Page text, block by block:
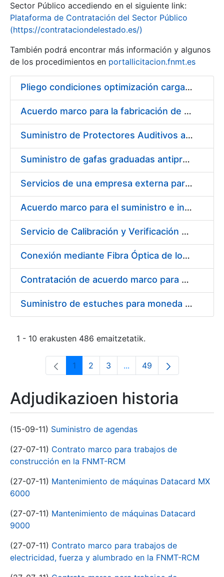
Erakutsi/Ezkutatu
Sector Público accediendo en el siguiente link:
Plataforma de Contratación del Sector Público
(https://contrataciondelestado.es/)
También podrá encontrar más información y algunos
de los procedimientos en portallicitacion.fnmt.es
Pliego condiciones optimización cargas compras firmado
Acuerdo marco para la fabricación de piezas
Suministro de Protectores Auditivos a medida para las personas trabajadoras de los Centros de Trabajo de Madrid y Burgos
Suministro de gafas graduadas antiproyecciones para los trabajadores de la FNMT-RCM en los centros de trabajo de Madrid y Burgos
Servicios de una empresa externa para el asesoramiento y resolución de los recursos de alzada que se presentan relacionados con procesos de selección para la FNMT-RCM
Acuerdo marco para el suministro e instalación de persianas, estores y otros complementos
Servicio de Calibración y Verificación Externa de los Equipos de Medición del Servicio de Prevención de la FNMT-RCM
Conexión mediante Fibra Óptica de los Centros de Proceso de Datos (CPDs) de las sedes de la FNMT-RCM de Burgos y Madrid
Contratación de acuerdo marco para el Suministro de Material de Electricidad para la Fábrica Nacional de Moneda y Timbre-Real Casa de la Moneda en su centro de trabajo de Burgos
Suministro de estuches para moneda de 30 €
1 - 10 erakusten 486 emaitzetatik.
Orrialdea
1 Orrialdea
2 Orrialdea
3 ...Intermediate Pages Use
Orrialdea
49
Adjudikazioen historia
(15-09-11) Suministro de agendas
(27-07-11) Contrato marco para trabajos de
construcción en la FNMT-RCM
(27-07-11) Mantenimiento de máquinas Datacard MX
6000
(27-07-11) Mantenimiento de máquinas Datacard
9000
(27-07-11) Contrato marco para trabajos de
electricidad, fuerza y alumbrado en la FNMT-RCM